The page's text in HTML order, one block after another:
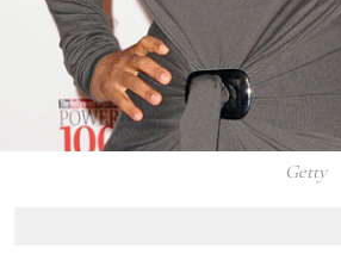
Getty